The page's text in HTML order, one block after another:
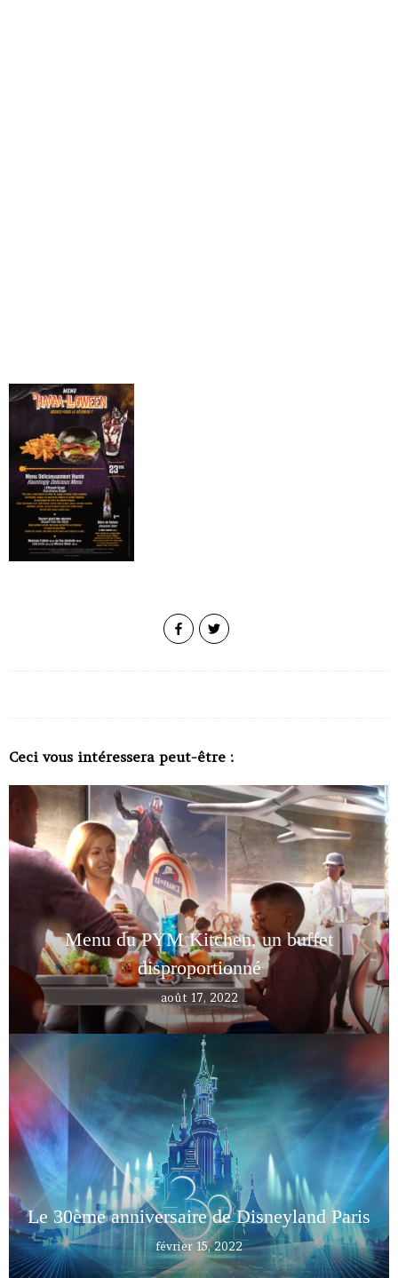
Ceci vous intéressera peut-être :
Menu du PYM Kitchen, un buffet
disproportionné
août 17, 2022
Le 30ème anniversaire de Disneyland Paris
février 15, 2022